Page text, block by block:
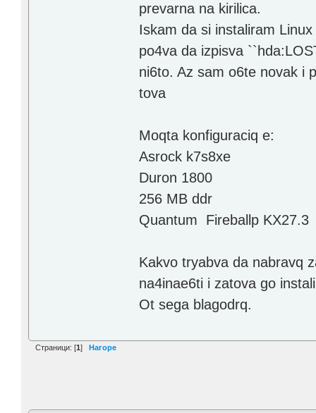
prevarna na kirilica.
Iskam da si instaliram
po4va da izpisva
ni6to. Az sam o6te novak i
tova
Moqta konfiguraciq e:
Asrock k7s8xe
Duron 1800
256 MB ddr
Quantum Fireballp KX27.3
Kakvo tryabva da nabravq
na4inae6ti i zatova go
Ot sega blagodrq.
Страници: [1] Нагоре